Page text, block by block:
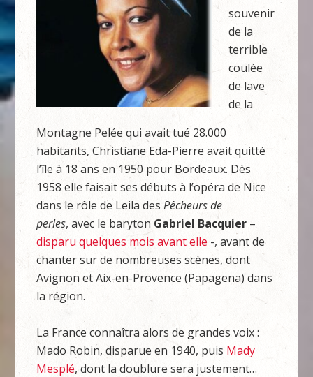
souvenir
de la
terrible
coulée
de lave
de la
Montagne Pelée qui avait tué 28.000
habitants, Christiane Eda-Pierre avait quitté
l’île à 18 ans en 1950 pour Bordeaux. Dès
1958 elle faisait ses débuts à l’opéra de Nice
dans le rôle de Leila desPêcheurs de
perles, avec le baryton Gabriel Bacquier –
disparu quelques mois avant elle -, avant de
chanter sur de nombreuses scènes, dont
Avignon et Aix-en-Provence (Papagena) dans
la région.
La France connaîtra alors de grandes voix :
Mado Robin, disparue en 1940, puis Mady
Mesplé, dont la doublure sera justement…